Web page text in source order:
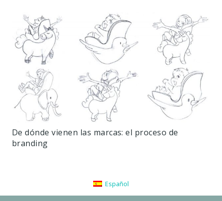
De dónde vienen las marcas: el proceso de
branding
Español